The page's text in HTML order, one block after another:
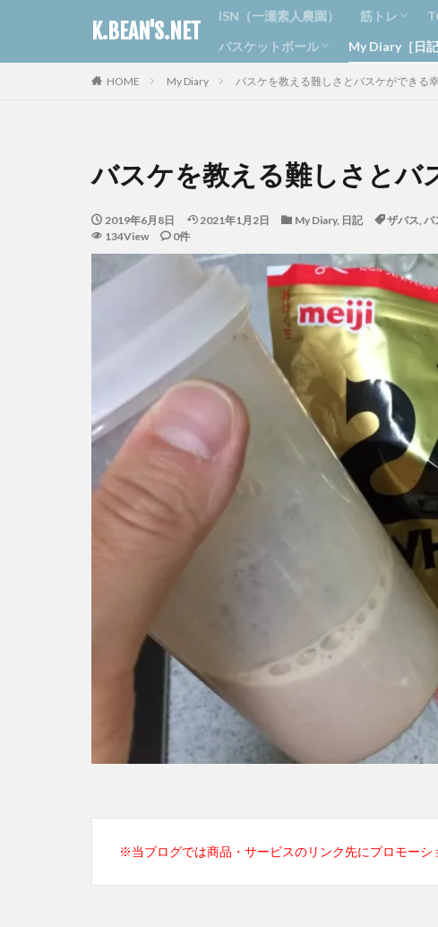
K.BEAN'S.NET
ISN（一瀬素人農園） 筋トレ
ジムトレー
ランニング
ボディーメ
バスケットボール
京丹波ブラックビーンズ
丹波ミニ
My Diary［日記
日記
おすすめ
カニヘンダッ
HOME My Diary バスケを教える難しさとバスケができる
バスケを教える難しさとバ
2019年6月8日 2021年1月2日 My Diary, 日記 ザバス, バ
134View
0件
※当ブログでは商品・サービスのリンク先にプロモーシ